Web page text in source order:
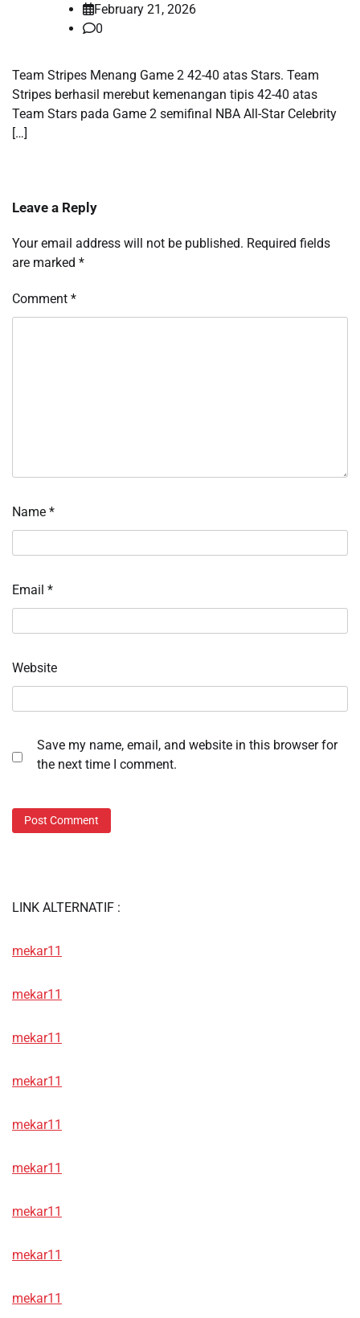
February 21, 2026
0
Team Stripes Menang Game 2 42-40 atas Stars. Team
Stripes berhasil merebut kemenangan tipis 42-40 atas
Team Stars pada Game 2 semifinal NBA All-Star Celebrity
[…]
Leave a Reply
Your email address will not be published. Required fields
are marked *
Comment *
Name *
Email *
Website
Save my name, email, and website in this browser for
the next time I comment.
LINK ALTERNATIF :
mekar11
mekar11
mekar11
mekar11
mekar11
mekar11
mekar11
mekar11
mekar11